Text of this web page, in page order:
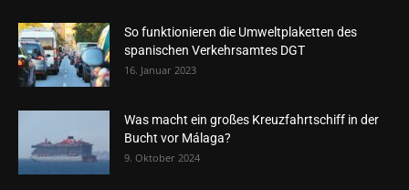
So funktionieren die Umweltplaketten des
spanischen Verkehrsamtes DGT
16. Januar 2023
Was macht ein großes Kreuzfahrtschiff in der
Bucht vor Málaga?
9. Oktober 2024